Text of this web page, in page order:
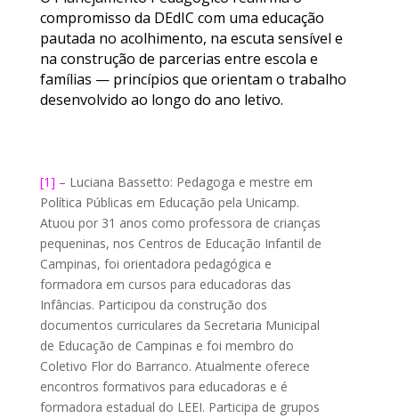
compromisso da DEdIC com uma educação
pautada no acolhimento, na escuta sensível e
na construção de parcerias entre escola e
famílias — princípios que orientam o trabalho
desenvolvido ao longo do ano letivo.
[1] – Luciana Bassetto: Pedagoga e mestre em
Política Públicas em Educação pela Unicamp.
Atuou por 31 anos como professora de crianças
pequeninas, nos Centros de Educação Infantil de
Campinas, foi orientadora pedagógica e
formadora em cursos para educadoras das
Infâncias. Participou da construção dos
documentos curriculares da Secretaria Municipal
de Educação de Campinas e foi membro do
Coletivo Flor do Barranco. Atualmente oferece
encontros formativos para educadoras e é
formadora estadual do LEEI. Participa de grupos